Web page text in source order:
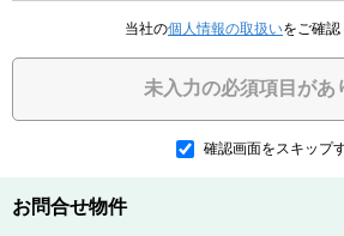
当社の個人情報の取扱いをご確認
未入力の必須項目があ
確認画面をスキップ
お問合せ物件